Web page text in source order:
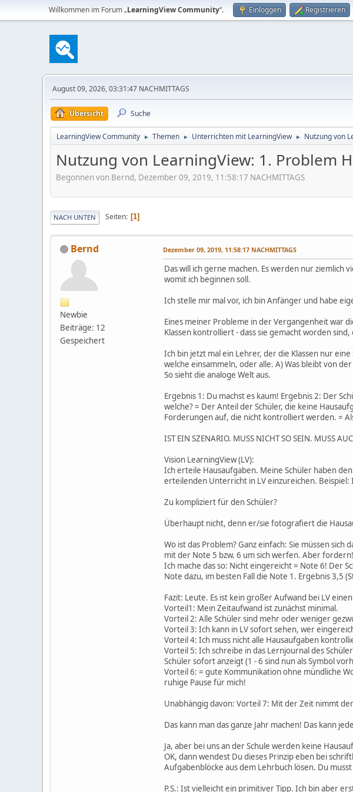
Willkommen im Forum „LearningView Community“. Einloggen Registrieren
August 09, 2026, 03:31:47 NACHMITTAGS
Übersicht Suche
LearningView Community ► Themen ► Unterrichten mit LearningView ► Nutzung von
Nutzung von LearningView: 1. Problem
Begonnen von Bernd, Dezember 09, 2019, 11:58:17 NACHMITTAGS
NACH UNTEN Seiten 1
Bernd
Newbie
Beiträge: 12
Gespeichert
Dezember 09, 2019, 11:58:17 NACHMITTAGS
Das will ich gerne machen. Es werden nur ziemlich
womit ich beginnen soll.
Ich stelle mir mal vor, ich bin Anfänger und habe
Eines meiner Probleme in der Vergangenheit war
Klassen kontrolliert - dass sie gemacht worden
Ich bin jetzt mal ein Lehrer, der die Klassen nur
welche einsammeln, oder alle. A) Was bleibt von
So sieht die analoge Welt aus.
Ergebnis 1: Du machst es kaum! Ergebnis 2: Der
welche? = Der Anteil der Schüler, die keine
Forderungen auf, die nicht kontrolliert werden. =
IST EIN SZENARIO. MUSS NICHT SO SEIN. MUSS
Vision LearningView (LV):
Ich erteile Hausaufgaben. Meine Schüler haben
erteilenden Unterricht in LV einzureichen. Beispiel:
Zu kompliziert für den Schüler?
Überhaupt nicht, denn er/sie fotografiert die
Wo ist das Problem? Ganz einfach: Sie müssen
mit der Note 5 bzw. 6 um sich werfen. Aber fordern!
Ich mache das so: Nicht eingereicht = Note 6! Der
Note dazu, im besten Fall die Note 1. Ergebnis 3,5
Fazit: Leute. Es ist kein großer Aufwand bei LV
Vorteil1: Mein Zeitaufwand ist zunächst minimal.
Vorteil 2: Alle Schüler sind mehr oder weniger
Vorteil 3: Ich kann in LV sofort sehen, wer
Vorteil 4: Ich muss nicht alle Hausaufgaben
Vorteil 5: Ich schreibe in das Lernjournal des
Schüler sofort anzeigt (1 - 6 sind nun als Symbol
Vorteil 6: = gute Kommunikation ohne mündliche
ruhige Pause für mich!
Unabhängig davon: Vorteil 7: Mit der Zeit nimmt
Das kann man das ganze Jahr machen! Das kann
Ja, aber bei uns an der Schule werden keine
OK, dann wendest Du dieses Prinzip eben bei
Aufgabenblöcke aus dem Lehrbuch lösen. Du
P.S.: Ist vielleicht ein primitiver Tipp. Ich bin aber